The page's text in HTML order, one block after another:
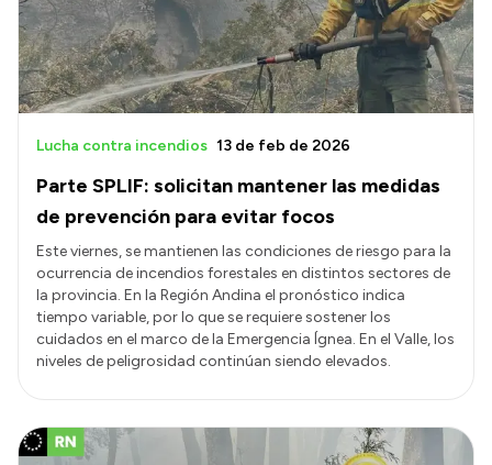
Parte SPLIF: solicitan mantener las medidas
de prevención para evitar focos
Lucha contra incendios 13 de feb de 2026
Este viernes, se mantienen las condiciones de riesgo para la
ocurrencia de incendios forestales en distintos sectores de
la provincia. En la Región Andina el pronóstico indica
tiempo variable, por lo que se requiere sostener los
cuidados en el marco de la Emergencia Ígnea. En el Valle, los
niveles de peligrosidad continúan siendo elevados.